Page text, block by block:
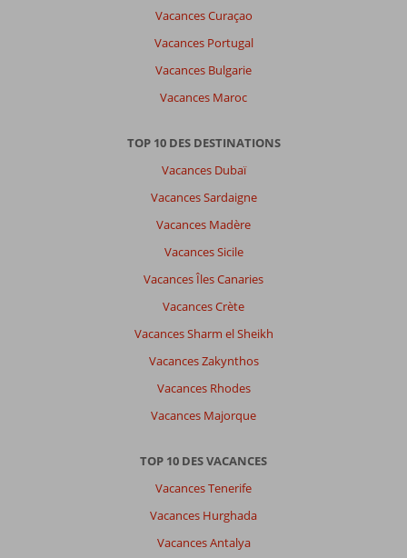
Vacances Curaçao
Vacances Portugal
Vacances Bulgarie
Vacances Maroc
TOP 10 DES DESTINATIONS
Vacances Dubaï
Vacances Sardaigne
Vacances Madère
Vacances Sicile
Vacances Îles Canaries
Vacances Crète
Vacances Sharm el Sheikh
Vacances Zakynthos
Vacances Rhodes
Vacances Majorque
TOP 10 DES VACANCES
Vacances Tenerife
Vacances Hurghada
Vacances Antalya